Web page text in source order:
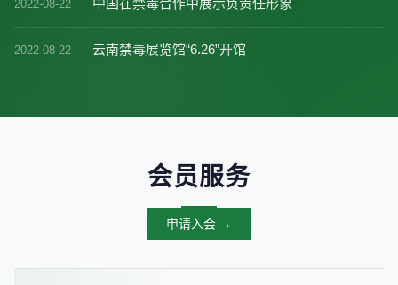
2022-08-22 中国在禁毒合作中展示负责任形象
2022-08-22 云南禁毒展览馆“6.26”开馆
会员服务
申请入会 →